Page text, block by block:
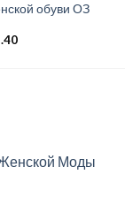
обуви ОЗ
Текущая
Моды